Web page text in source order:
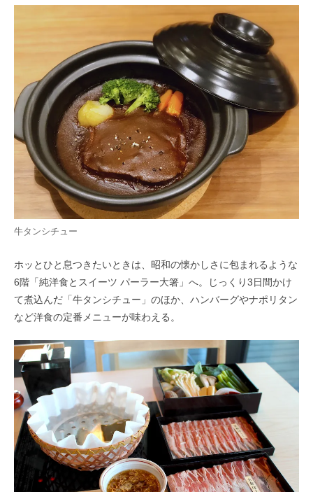
牛タンシチュー
ホッとひと息つきたいときは、昭和の懐かしさに包まれるような
6階「純洋食とスイーツ パーラー大箸」へ。じっくり3日間かけ
て煮込んだ「牛タンシチュー」のほか、ハンバーグやナポリタン
など洋食の定番メニューが味わえる。